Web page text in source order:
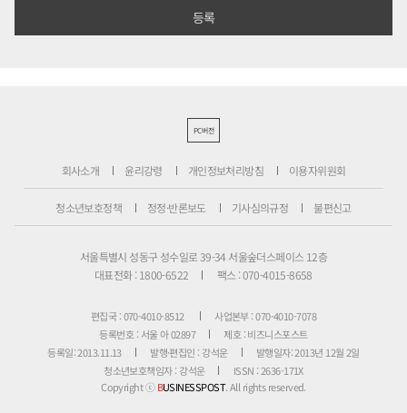
PC버전
회사소개 윤리강령 개인정보처리방침 이용자위원회
청소년보호정책 정정·반론보도 기사심의규정 불편신고
서울특별시 성동구 성수일로 39-34 서울숲더스페이스 12층
대표전화 : 1800-6522
팩스 : 070-4015-8658
편집국 : 070-4010-8512
사업본부 : 070-4010-7078
등록번호 : 서울 아 02897
제호 : 비즈니스포스트
등록일: 2013.11.13
발행·편집인 : 강석운
발행일자: 2013년 12월 2일
청소년보호책임자 : 강석운
ISSN : 2636-171X
Copyright ⓒBUSINESSPOST. All rights reserved.